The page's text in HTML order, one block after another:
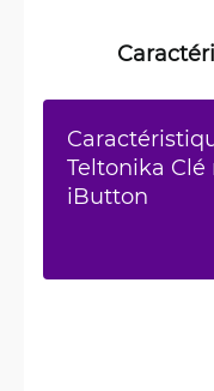
Teltonika
iButton